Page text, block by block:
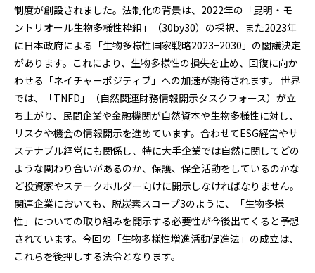
制度が創設されました。法制化の背景は、2022年の「昆明・モ
ントリオール生物多様性枠組」（30by30）の採択、また2023年
に日本政府による「生物多様性国家戦略2023−2030」の閣議決定
があります。これにより、生物多様性の損失を止め、回復に向か
わせる「ネイチャーポジティブ」への加速が期待されます。 世界
では、「TNFD」（自然関連財務情報開示タスクフォース）が立
ち上がり、民間企業や金融機関が自然資本や生物多様性に対し、
リスクや機会の情報開示を進めています。合わせてESG経営やサ
ステナブル経営にも関係し、特に大手企業では自然に関してどの
ような関わり合いがあるのか、保護、保全活動をしているのかな
ど投資家やステークホルダー向けに開示しなければなりません。
関連企業においても、脱炭素スコープ3のように、「生物多様
性」についての取り組みを開示する必要性が今後出てくると予想
されています。今回の「生物多様性増進活動促進法」の成立は、
これらを後押しする法令となります。